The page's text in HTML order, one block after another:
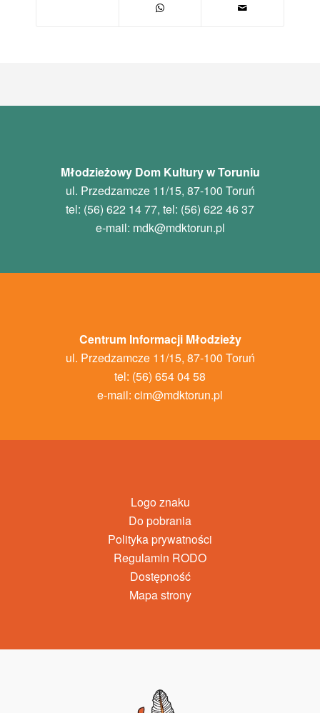
Młodzieżowy Dom Kultury w Toruniu
ul. Przedzamcze 11/15, 87-100 Toruń
tel: (56) 622 14 77, tel: (56) 622 46 37
e-mail: mdk@mdktorun.pl
Centrum Informacji Młodzieży
ul. Przedzamcze 11/15, 87-100 Toruń
tel: (56) 654 04 58
e-mail: cim@mdktorun.pl
Logo znaku
Do pobrania
Polityka prywatności
Regulamin RODO
Dostępność
Mapa strony